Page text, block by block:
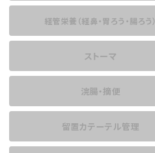
経管栄養 （経鼻・胃ろう・腸ろう）
ストーマ
浣腸・摘便
留置カテーテル管理